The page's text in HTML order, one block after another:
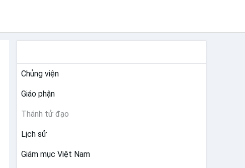
Chủng viện
Giáo phận
Thánh tử đạo
Lịch sử
Giám mục Việt Nam